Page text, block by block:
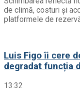
de climă, costuri și
platformele de
Luis Figo îi cere
degradat funcția
13:32